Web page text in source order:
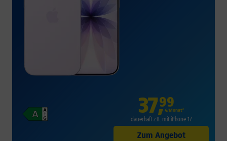
37,99
€/Monat*
dauerhaft z.B. mit iPhone 17
Zum Angebot